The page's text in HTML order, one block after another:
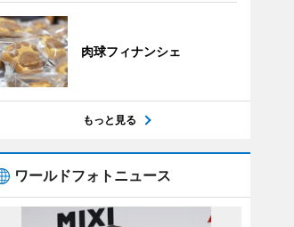
肉球フィナンシェ
もっと見る
ワールドフォトニュース